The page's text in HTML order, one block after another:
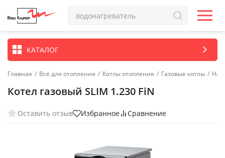
КАТАЛОГ
Главная / Всё для отопления / Котлы отопления / Газовые котлы /
Котел газовый SLIM 1.230 FiN
Оставить отзыв Избранное Сравнение